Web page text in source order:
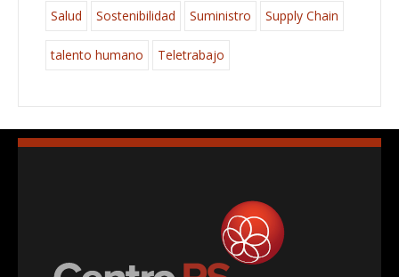
Salud Sostenibilidad Suministro Supply Chain
talento humano Teletrabajo